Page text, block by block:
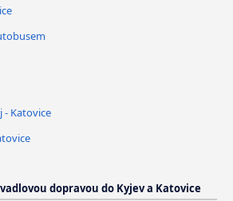
- Katovice
dopravou do Kyjev a Katovice